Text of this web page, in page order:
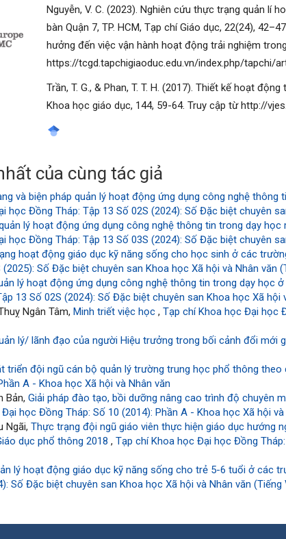
Nguyễn, V. C. (2023). Nghiên cứu thực trạng quản
bàn Quận 7, TP. HCM, Tạp chí Giáo dục, 22(24),
hưởng đến việc vận hành hoạt động trải nghiệm
https://tcgd.tapchigiaoduc.edu.vn/index.php/tapchi/
Trần, T. G., & Phan, T. T. H. (2017). Thiết kế hoạt
Khoa học giáo dục, 144, 59-64. Truy cập từ http://
của cùng tác giả
và biện pháp quản lý hoạt động ứng dụng công nghệ
học Đồng Tháp: Tập 13 Số 02S (2024): Số Đặc biệt chuyên
lý hoạt động ứng dụng công nghệ thông tin trong dạy
học Đồng Tháp: Tập 13 Số 03S (2024): Số Đặc biệt chuyên
hoạt động giáo dục kỹ năng sống cho học sinh ở các
Số Đặc biệt chuyên san Khoa học Xã hội và Nhân văn
lý hoạt động ứng dụng công nghệ thông tin trong dạy học
13 Số 02S (2024): Số Đặc biệt chuyên san Khoa học Xã hội
Ngân Tâm,Minh triết việc học,Tạp chí Khoa học Đại học
lý/ lãnh đạo của người Hiệu trưởng trong bối cảnh đổi mới
triển đội ngũ cán bộ quản lý trường trung học phổ thông
A - Khoa học Xã hội và Nhân văn
Bản,Giải pháp đào tạo, bồi dưỡng nâng cao trình độ chuyên
học Đồng Tháp: Số 10 (2014): Phần A - Khoa học Xã hội và
Ngãi,Thực trạng đội ngũ giáo viên thực hiện giáo dục hướng
dục phổ thông 2018,Tạp chí Khoa học Đại học Đồng
lý hoạt động giáo dục kỹ năng sống cho trẻ 5-6 tuổi ở các
Số Đặc biệt chuyên san Khoa học Xã hội và Nhân văn (Tiếng